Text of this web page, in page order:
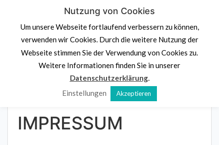
content
Denk an dich
Psychologische Beratung,
Potenzialentdeckung
Navigation klicken
Unser Angebot»Impressum
IMPRESSUM
Nutzung von Cookies
Um unsere Webseite fortlaufend verbessern zu können,
verwenden wir Cookies. Durch die weitere Nutzung der
Webseite stimmen Sie der Verwendung von Cookies zu.
Weitere Informationen finden Sie in unserer
Datenschutzerklärung.
Einstellungen
Akzeptieren